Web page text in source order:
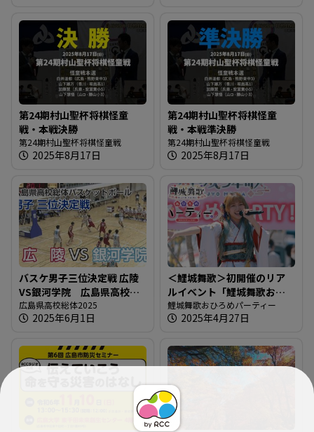
第24期村山聖杯将棋怪童
戦・本戦決勝
第24期村山聖杯将棋怪童戦
2025年8月17日
第24期村山聖杯将棋怪童
戦・本戦準決勝
第24期村山聖杯将棋怪童戦
2025年8月17日
バスケ男子三位決定戦 広陵
VS銀河学院 広島県高校総
体2025
広島県高校総体2025
2025年6月1日
＜鯉城舞歌＞初開催のリア
ルイベント「鯉城舞歌おひ
ろめパーティー」＠楽曲や
レモンチダンスの披露も！
鯉城舞歌おひろめパーティー
2025年4月27日